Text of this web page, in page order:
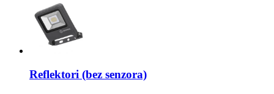
Reflektori (bez senzora)